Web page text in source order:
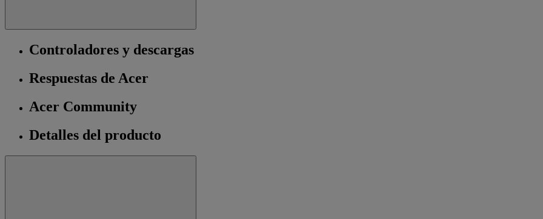
Controladores y descargas
Respuestas de Acer
Acer Community
Detalles del producto